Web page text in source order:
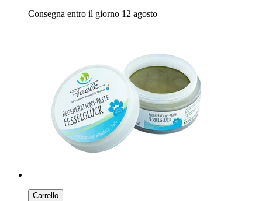
Consegna entro il giorno 12 agosto
Carrello